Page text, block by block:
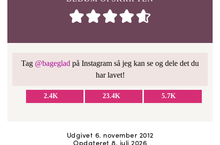
Tag @bageglad på Instagram så jeg kan se og dele det du
har lavet!
2.4K 23.4K 5.7K
Udgivet 6. november 2012
Opdateret 8. juli 2026